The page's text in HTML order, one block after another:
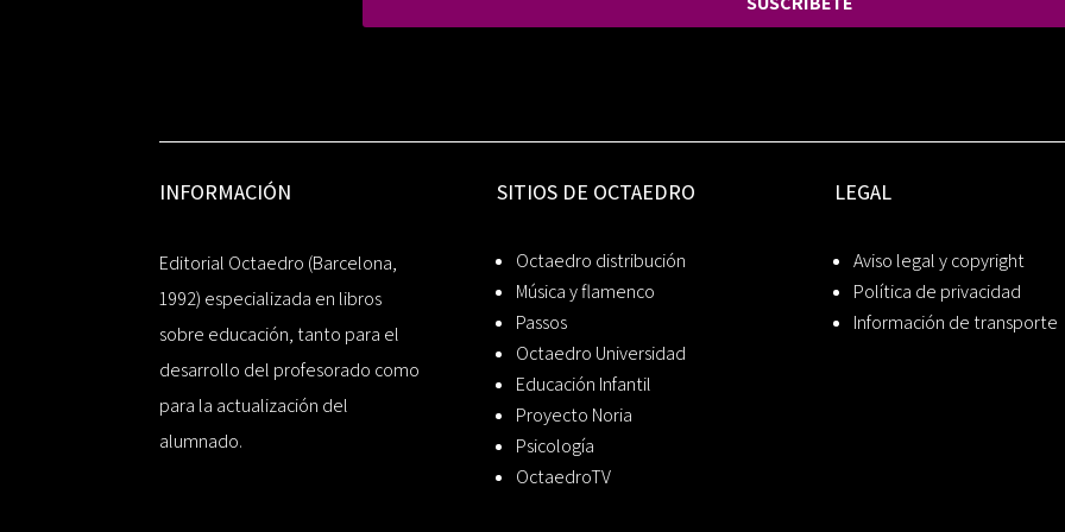
INFORMACIÓN
Editorial Octaedro (Barcelona,
1992) especializada en libros
sobre educación, tanto para el
desarrollo del profesorado como
para la actualización del
alumnado.
SITIOS DE OCTAEDRO
Octaedro distribución
Música y flamenco
Passos
Octaedro Universidad
Educación Infantil
Proyecto Noria
Psicología
OctaedroTV
LEGAL
Aviso legal y copyright
Política de privacidad
Información de transporte